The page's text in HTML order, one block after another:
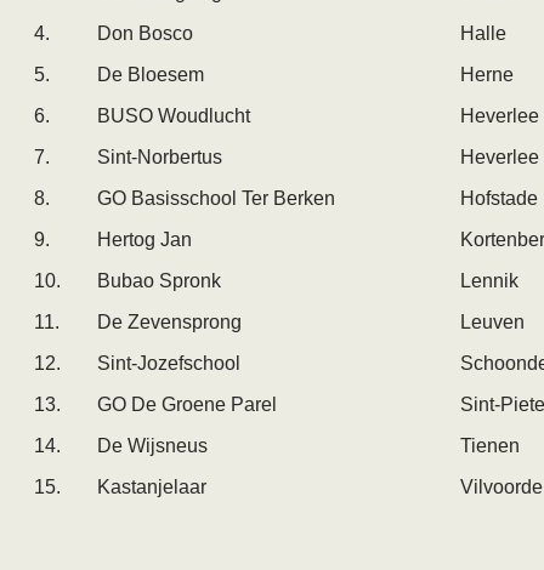
4.
Don Bosco
Halle
5.
De Bloesem
Herne
6.
BUSO Woudlucht
Heverlee
7.
Sint-Norbertus
Heverlee
8.
GO Basisschool Ter Berken
Hofstade
9.
Hertog Jan
10.
Bubao Spronk
Lennik
11.
De Zevensprong
Leuven
12.
Sint-Jozefschool
13.
GO De Groene Parel
Sint-
14.
De Wijsneus
Tienen
15.
Kastanjelaar Vilvoorde